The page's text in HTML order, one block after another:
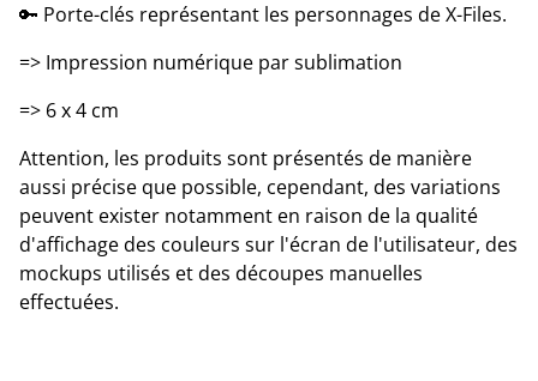
🔑 Porte-clés représentant les personnages de X-Files.
=> Impression numérique par sublimation
=> 6 x 4 cm
Attention, les produits sont présentés de manière
aussi précise que possible, cependant, des variations
peuvent exister notamment en raison de la qualité
d'affichage des couleurs sur l'écran de l'utilisateur, des
mockups utilisés et des découpes manuelles
effectuées.